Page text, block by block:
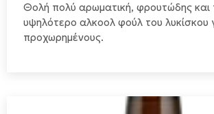
Θολή πολύ αρωματική, φρουτώδης και
υψηλότερο αλκοολ φούλ του λυκίσκου
προχωρημένους.